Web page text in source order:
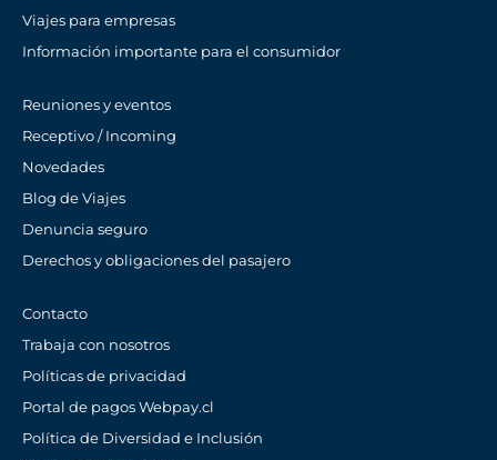
Viajes para empresas
Información importante para el consumidor
Reuniones y eventos
Receptivo / Incoming
Novedades
Blog de Viajes
Denuncia seguro
Derechos y obligaciones del pasajero
Contacto
Trabaja con nosotros
Políticas de privacidad
Portal de pagos Webpay.cl
Política de Diversidad e Inclusión